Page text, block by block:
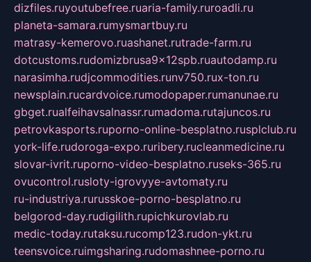
dizfiles.ruyoutubefree.ruaria-family.ruroadli.ru
planeta-samara.rumysmartbuy.ru
matrasy-kemerovo.ruashanet.rutrade-farm.ru
dotcustoms.rudomizbrusa9x12spb.ruautodamp.ru
narasimha.rudjcommodities.runv750.rux-ton.ru
newsplain.rucardvoice.rumodopaper.rumanunae.ru
gbget.rualfeihavsalnassr.rumadoma.rutajuncos.ru
petrovkasports.ruporno-online-besplatno.rusplclub.ru
york-life.rudoroga-expo.ruribery.rucleanmedicine.ru
slovar-ivrit.ruporno-video-besplatno.ruseks-365.ru
ovucontrol.rusloty-igrovyye-avtomaty.ru
ru-industriya.rurusskoe-porno-besplatno.ru
belgorod-day.rudigilith.rupichkurovlab.ru
medic-today.rutaksu.rucomp123.rudon-ykt.ru
teensvoice.ruimgsharing.rudomashnee-porno.ru